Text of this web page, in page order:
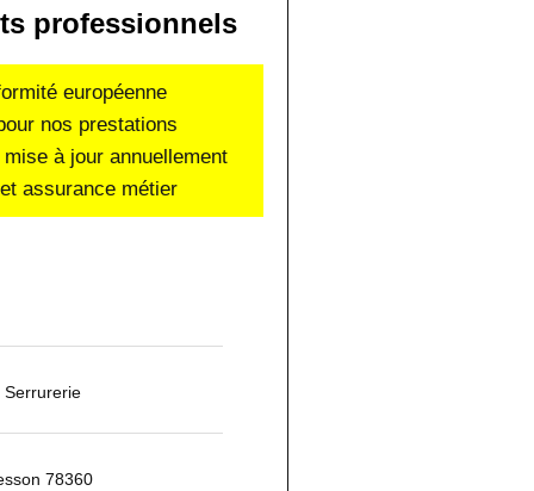
professionnels
européenne
nos prestations
à jour annuellement
assurance métier
Serrurerie
78360